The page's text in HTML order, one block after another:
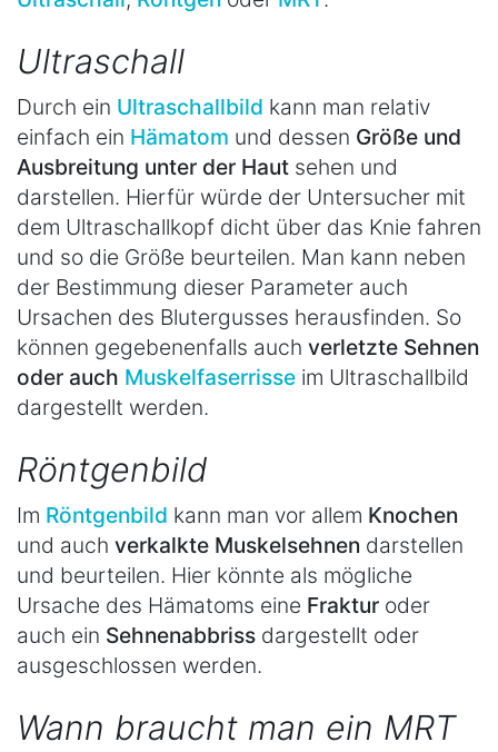
Ultraschall
Durch ein Ultraschallbild kann man relativ
einfach ein Hämatom und dessen Größe und
Ausbreitung unter der Haut sehen und
darstellen. Hierfür würde der Untersucher mit
dem Ultraschallkopf dicht über das Knie fahren
und so die Größe beurteilen. Man kann neben
der Bestimmung dieser Parameter auch
Ursachen des Blutergusses herausfinden. So
können gegebenenfalls auch verletzte Sehnen
oder auch Muskelfaserrisse im Ultraschallbild
dargestellt werden.
Röntgenbild
Im Röntgenbild kann man vor allem Knochen
und auch verkalkte Muskelsehnen darstellen
und beurteilen. Hier könnte als mögliche
Ursache des Hämatoms eine Fraktur oder
auch ein Sehnenabbriss dargestellt oder
ausgeschlossen werden.
Wann braucht man ein MRT